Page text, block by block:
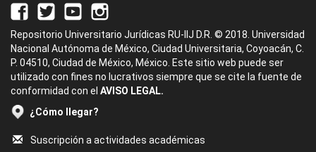
Repositorio Universitario Jurídicas RU-IIJ D.R. © 2018. Universidad
Nacional Autónoma de México, Ciudad Universitaria, Coyoacán, C.
P. 04510, Ciudad de México, México. Este sitio web puede ser
utilizado con fines no lucrativos siempre que se cite la fuente de
conformidad con el AVISO LEGAL.
¿Cómo llegar?
Suscripción a actividades académicas